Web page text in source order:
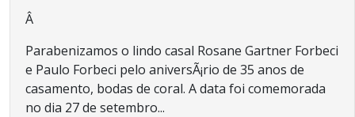
Â
Parabenizamos o lindo casal Rosane Gartner Forbeci
e Paulo Forbeci pelo aniversÃ¡rio de 35 anos de
casamento, bodas de coral. A data foi comemorada
no dia 27 de setembro...